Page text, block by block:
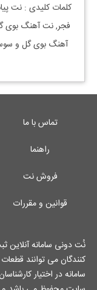
کلمات کلیدی : نت
فجر, نت آهنگ بوی
آهنگ بوی گل و
تماس با ما
راهنما
فروش نت
قوانین و مقررات
نُت دونی سامانه
کنندگان می توانند
سامانه در اختیار